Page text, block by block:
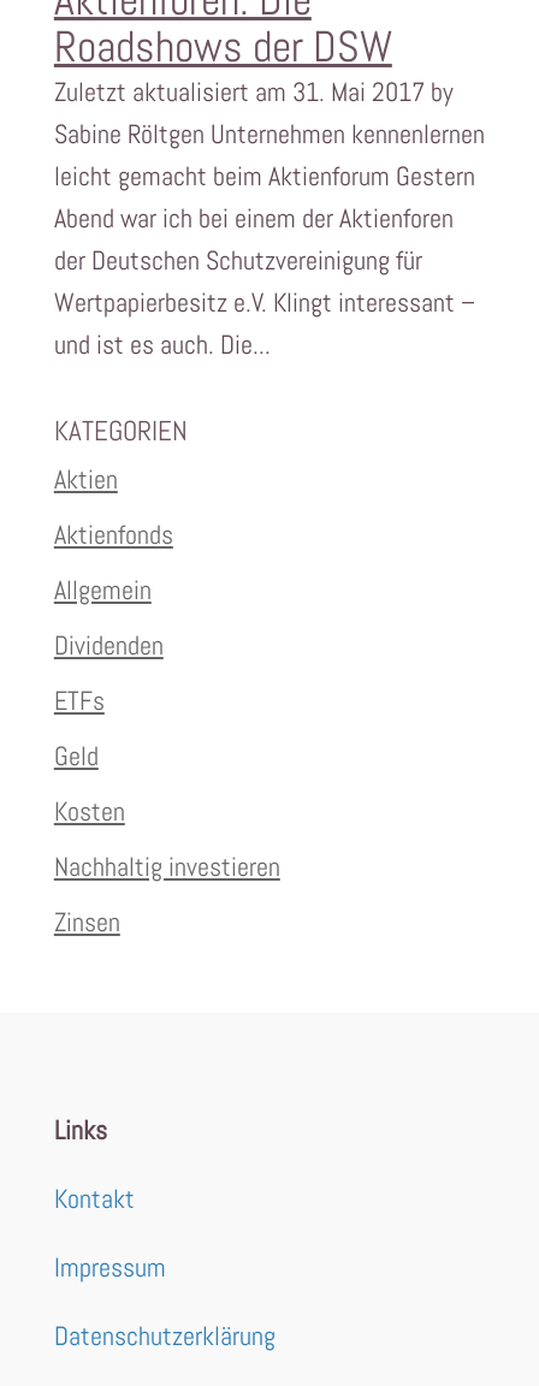
Roadshows der DSW
Zuletzt aktualisiert am 31. Mai 2017 by
Sabine Röltgen Unternehmen kennenlernen
leicht gemacht beim Aktienforum Gestern
Abend war ich bei einem der Aktienforen
der Deutschen Schutzvereinigung für
Wertpapierbesitz e.V. Klingt interessant –
und ist es auch. Die...
KATEGORIEN
Aktien
Aktienfonds
Allgemein
Dividenden
ETFs
Geld
Kosten
Nachhaltig investieren
Zinsen
Links
Kontakt
Impressum
Datenschutzerklärung